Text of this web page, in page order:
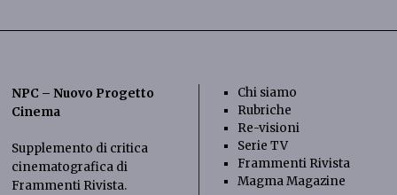
NPC – Nuovo Progetto
Cinema
Supplemento di critica
cinematografica di
Frammenti Rivista.
Chi siamo
Rubriche
Re-visioni
Serie TV
Frammenti Rivista
Magma Magazine